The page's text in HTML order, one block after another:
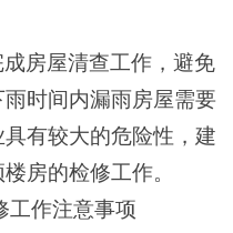
房屋清查工作，避免
时间内漏雨房屋需要
有较大的危险性，建
房的检修工作。
工作注意事项